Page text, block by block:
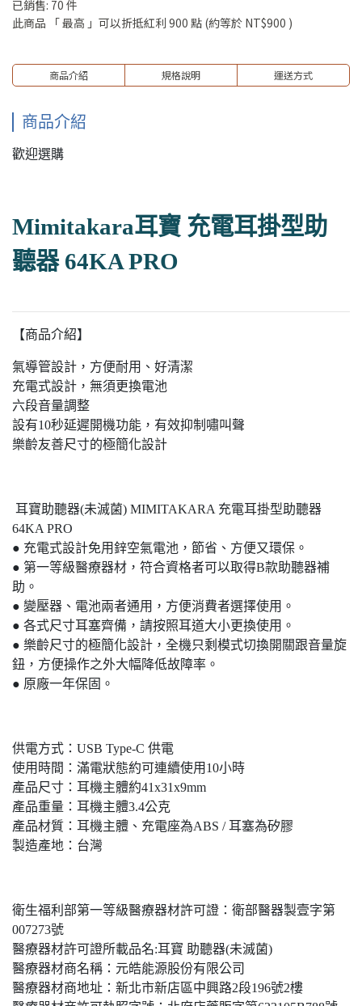
已銷售: 70 件
此商品 「 最高 」可以折抵紅利 900 點 (約等於 NT$900 )
商品介紹 規格說明 運送方式
商品介紹
歡迎選購
Mimitakara耳寶 充電耳掛型助
聽器 64KA PRO
【商品介紹】
氣導管設計，方便耐用、好清潔
充電式設計，無須更換電池
六段音量調整
設有10秒延遲開機功能，有效抑制嘯叫聲
樂齡友善尺寸的極簡化設計
耳寶助聽器(未滅菌) MIMITAKARA 充電耳掛型助聽器
64KA PRO
● 充電式設計免用鋅空氣電池，節省、方便又環保。
● 第一等級醫療器材，符合資格者可以取得B款助聽器補
助。
● 變壓器、電池兩者通用，方便消費者選擇使用。
● 各式尺寸耳塞齊備，請按照耳道大小更換使用。
● 樂齡尺寸的極簡化設計，全機只剩模式切換開關跟音量旋
鈕，方便操作之外大幅降低故障率。
● 原廠一年保固。
供電方式：USB Type-C 供電
使用時間：滿電狀態約可連續使用10小時
產品尺寸：耳機主體約41x31x9mm
產品重量：耳機主體3.4公克
產品材質：耳機主體、充電座為ABS / 耳塞為矽膠
製造產地：台灣
衛生福利部第一等級醫療器材許可證：衛部醫器製壹字第
007273號
醫療器材許可證所載品名:耳寶 助聽器(未滅菌)
醫療器材商名稱：元皓能源股份有限公司
醫療器材商地址：新北市新店區中興路2段196號2樓